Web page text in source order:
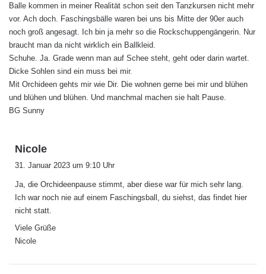
t
:
Balle kommen in meiner Realität schon seit den Tanzkursen nicht mehr
vor. Ach doch. Faschingsbälle waren bei uns bis Mitte der 90er auch
noch groß angesagt. Ich bin ja mehr so die Rockschuppengängerin. Nur
braucht man da nicht wirklich ein Ballkleid.
Schuhe. Ja. Grade wenn man auf Schee steht, geht oder darin wartet.
Dicke Sohlen sind ein muss bei mir.
Mit Orchideen gehts mir wie Dir. Die wohnen gerne bei mir und blühen
und blühen und blühen. Und manchmal machen sie halt Pause.
BG Sunny
Nicole
t
:
31. Januar 2023 um 9:10 Uhr
Ja, die Orchideenpause stimmt, aber diese war für mich sehr lang.
Ich war noch nie auf einem Faschingsball, du siehst, das findet hier
nicht statt.
Viele Grüße
Nicole